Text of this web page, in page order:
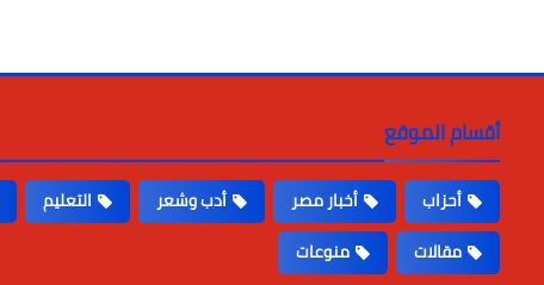
أقسام الموقع
أحزاب أخبار مصر أدب وشعر التعليم
مقالات
منوعات